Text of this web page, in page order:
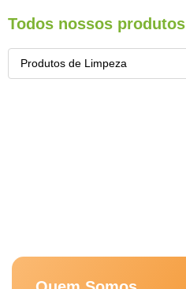
Todos nossos produtos
Produtos de Limpeza